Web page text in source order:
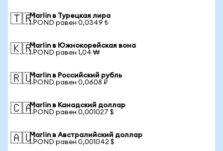
🇹🇷Marlin в Турецкая лира
1 POND равен 0,0349 ₺
🇰🇷Marlin в Южнокорейская вона
1 POND равен 1,04 ₩
🇷🇺Marlin в Российский рубль
1 POND равен 0,0608 ₽
🇨🇦Marlin в Канадский доллар
1 POND равен 0,001027 $
🇦🇺Marlin в Австралийский доллар
1 POND равен 0,001042 $